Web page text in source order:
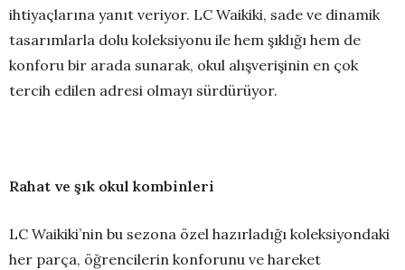
ihtiyaçlarına yanıt veriyor. LC Waikiki, sade ve dinamik
tasarımlarla dolu koleksiyonu ile hem şıklığı hem de
konforu bir arada sunarak, okul alışverişinin en çok
tercih edilen adresi olmayı sürdürüyor.
Rahat ve şık okul kombinleri
LC Waikiki’nin bu sezona özel hazırladığı koleksiyondaki
her parça, öğrencilerin konforunu ve hareket